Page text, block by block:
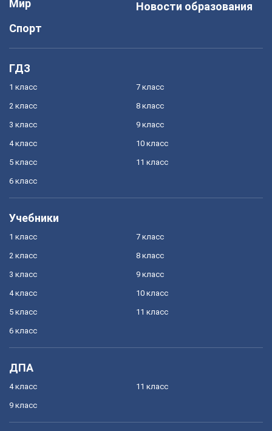
Мир
Спорт
Новости образования
ГДЗ
1 класс
2 класс
3 класс
4 класс
5 класс
6 класс
7 класс
8 класс
9 класс
10 класс
11 класс
Учебники
1 класс
2 класс
3 класс
4 класс
5 класс
6 класс
7 класс
8 класс
9 класс
10 класс
11 класс
ДПА
4 класс
9 класс
11 класс